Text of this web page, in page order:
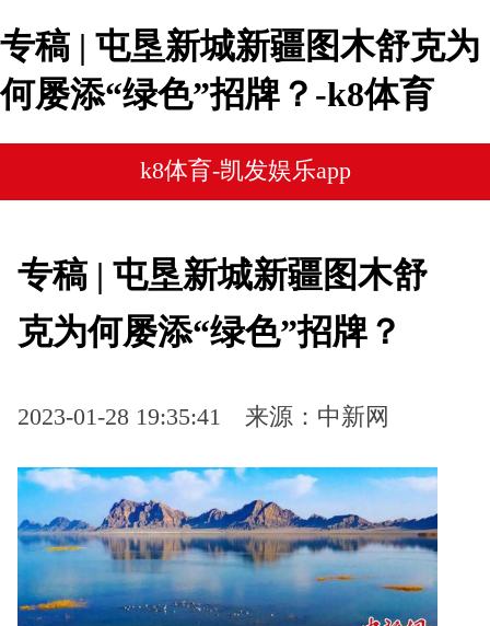
专稿 | 屯垦新城新疆图木舒克为
何屡添“绿色”招牌？-k8体育
k8体育-凯发娱乐app
专稿 | 屯垦新城新疆图木舒
克为何屡添“绿色”招牌？
2023-01-28 19:35:41 来源：中新网